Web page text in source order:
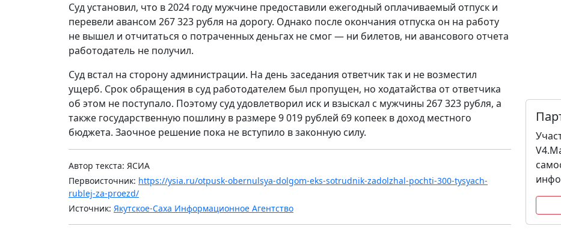
Суд установил, что в 2024 году мужчине предоставили ежегодный оплачиваемый отпуск и
перевели авансом 267 323 рубля на дорогу. Однако после окончания отпуска он на работу
не вышел и отчитаться о потраченных деньгах не смог — ни билетов, ни авансового отчета
работодатель не получил.
Суд встал на сторону администрации. На день заседания ответчик так и не возместил
ущерб. Срок обращения в суд работодателем был пропущен, но ходатайства от ответчика
об этом не поступало. Поэтому суд удовлетворил иск и взыскал с мужчины 267 323 рубля, а
также государственную пошлину в размере 9 019 рублей 69 копеек в доход местного
бюджета. Заочное решение пока не вступило в законную силу.
Автор текста: ЯСИА
Первоисточник: https://ysia.ru/otpusk-obernulsya-dolgom-eks-sotrudnik-zadolzhal-pochti-300-tysyach-
rublej-za-proezd/
Источник: Якутское-Саха Информационное Агентство